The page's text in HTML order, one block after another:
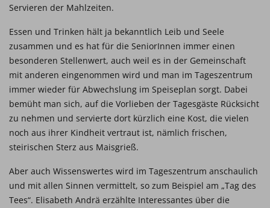
Servieren der Mahlzeiten.
Essen und Trinken hält ja bekanntlich Leib und Seele
zusammen und es hat für die SeniorInnen immer einen
besonderen Stellenwert, auch weil es in der Gemeinschaft
mit anderen eingenommen wird und man im Tageszentrum
immer wieder für Abwechslung im Speiseplan sorgt. Dabei
bemüht man sich, auf die Vorlieben der Tagesgäste Rücksicht
zu nehmen und servierte dort kürzlich eine Kost, die vielen
noch aus ihrer Kindheit vertraut ist, nämlich frischen,
steirischen Sterz aus Maisgrieß.
Aber auch Wissenswertes wird im Tageszentrum anschaulich
und mit allen Sinnen vermittelt, so zum Beispiel am „Tag des
Tees“. Elisabeth Andrä erzählte Interessantes über die